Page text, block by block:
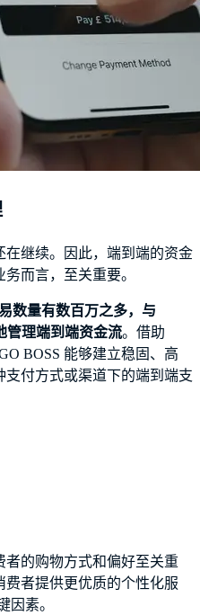
继续。因此，端到端的资金
而言，至关重要。
数量有数百万之多，与
管理端到端资金流。借助
BOSS 能够建立稳固、高
付方式或渠道下的端到端支
的购物方式和偏好至关重
者提供更优质的个性化服
因素。